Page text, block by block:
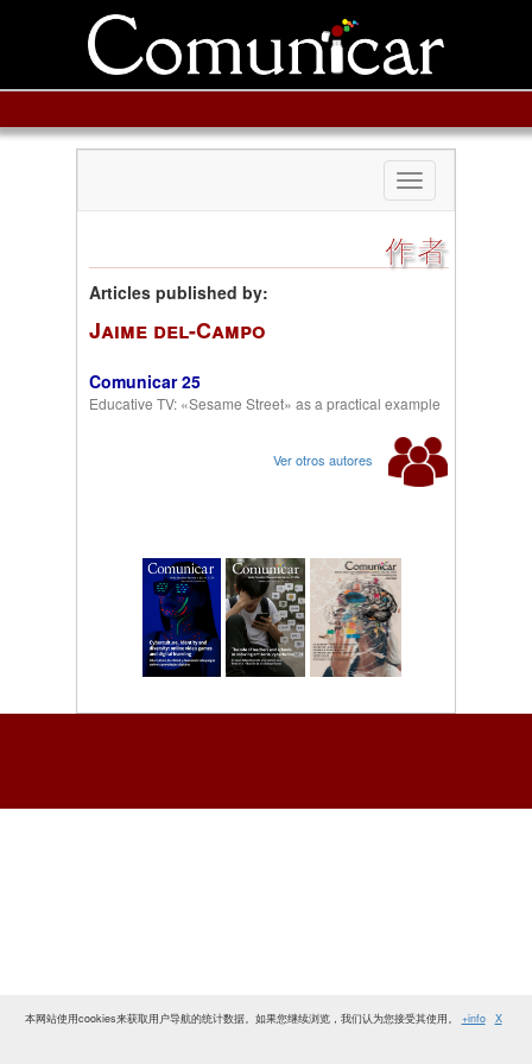
Toggle
navigation
作者
Articles published by:
Jaime del-Campo
Comunicar 25
Educative TV: «Sesame Street» as a practical example
Ver otros autores
本网站使用cookies来获取用户导航的统计数据。如果您继续浏览，我们认为您接受其使用。 +info X